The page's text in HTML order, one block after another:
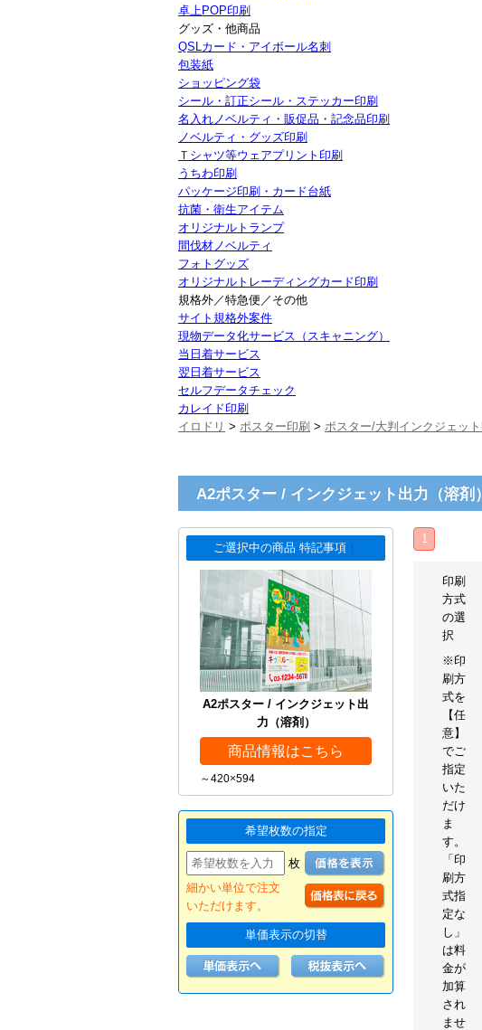
卓上POP印刷
グッズ・他商品
QSLカード・アイボール名刺
包装紙
ショッピング袋
シール・訂正シール・ステッカー印刷
名入れノベルティ・販促品・記念品印刷
ノベルティ・グッズ印刷
Ｔシャツ等ウェアプリント印刷
うちわ印刷
パッケージ印刷・カード台紙
抗菌・衛生アイテム
オリジナルトランプ
間伐材ノベルティ
フォトグッズ
オリジナルトレーディングカード印刷
規格外／特急便／その他
サイト規格外案件
現物データ化サービス（スキャニング）
当日着サービス
翌日着サービス
セルフデータチェック
カレイド印刷
イロドリ > ポスター印刷 > ポスター/大判インクジェット
A2ポスター / インクジェット出力（溶剤
ご選択中の商品 特記事項 ！
A2ポスター / インクジェット出
力（溶剤）
商品情報はこちら
～420×594
希望枚数の指定
枚
細かい単位で注文
いただけます。
単価表示の切替
1
印刷
方式
の選
択
※印
刷方
式を
【任
意】
でご
指定
いた
だけ
ま
す。
「印
刷方
式指
定な
し」
は料
金が
加算
され
ませ